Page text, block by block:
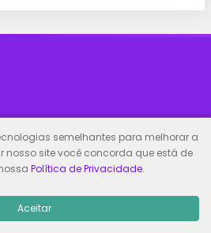
semelhantes para melhorar a
nosso site você concorda que está de
Política de Privacidade.
Aceitar